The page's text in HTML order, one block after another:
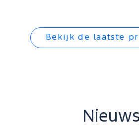
Bekijk de laatste
Nieuws